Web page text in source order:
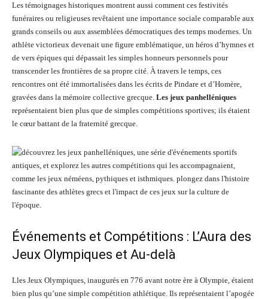
Les témoignages historiques montrent aussi comment ces festivités
funéraires ou religieuses revêtaient une importance sociale comparable aux
grands conseils ou aux assemblées démocratiques des temps modernes. Un
athlète victorieux devenait une figure emblématique, un héros d’hymnes et
de vers épiques qui dépassait les simples honneurs personnels pour
transcender les frontières de sa propre cité. À travers le temps, ces
rencontres ont été immortalisées dans les écrits de Pindare et d’Homère,
gravées dans la mémoire collective grecque. Les jeux panhelléniques
représentaient bien plus que de simples compétitions sportives; ils étaient
le cœur battant de la fraternité grecque.
Événements et Compétitions : L’Aura des
Jeux Olympiques et Au-delà
Lles Jeux Olympiques, inaugurés en 776 avant notre ère à Olympie, étaient
bien plus qu’une simple compétition athlétique. Ils représentaient l’apogée